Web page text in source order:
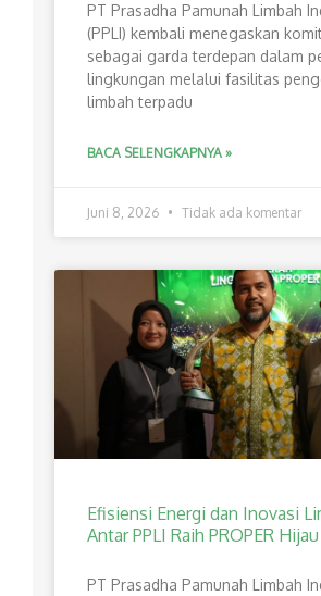
PT Prasadha Pamunah Limbah
(PPLI) kembali menegaskan
sebagai garda terdepan dalam
lingkungan melalui fasilitas
limbah terpadu
BACA SELENGKAPNYA »
Juni 8, 2026 Tidak ada komentar
Efisiensi Energi dan Inovasi
Antar PPLI Raih PROPER Hijau
PT Prasadha Pamunah Limbah